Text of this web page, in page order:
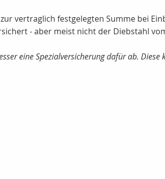
vertraglich festgelegten Summe bei
- aber meist nicht der Diebstahl
eine Spezialversicherung dafür ab.